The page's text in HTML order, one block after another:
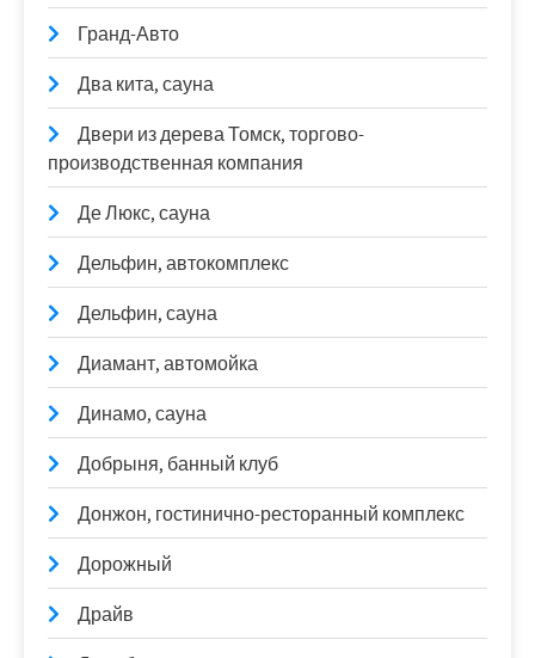
Гранд-Авто
Два кита, сауна
Двери из дерева Томск, торгово-
производственная компания
Де Люкс, сауна
Дельфин, автокомплекс
Дельфин, сауна
Диамант, автомойка
Динамо, сауна
Добрыня, банный клуб
Донжон, гостинично-ресторанный комплекс
Дорожный
Драйв